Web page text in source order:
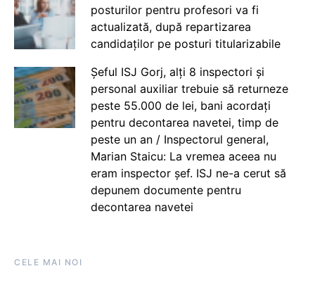
posturilor pentru profesori va fi
actualizată, după repartizarea
candidaților pe posturi titularizabile
Șeful ISJ Gorj, alți 8 inspectori și
personal auxiliar trebuie să returneze
peste 55.000 de lei, bani acordați
pentru decontarea navetei, timp de
peste un an / Inspectorul general,
Marian Staicu: La vremea aceea nu
eram inspector șef. ISJ ne-a cerut să
depunem documente pentru
decontarea navetei
CELE MAI NOI